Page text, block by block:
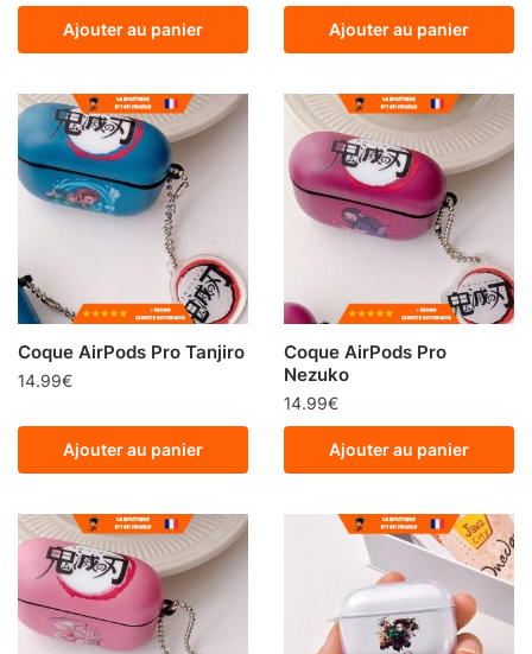
Ajouter au panier Ajouter au panier
Coque AirPods Pro Tanjiro
14.99€
Ajouter au panier
Coque AirPods Pro
Nezuko
14.99€
Ajouter au panier